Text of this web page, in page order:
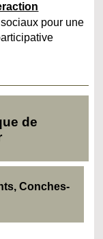
pour une
de
Conches-